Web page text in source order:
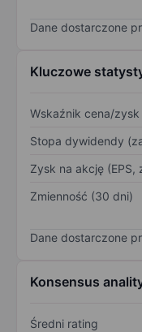
Dane dostarczone
Kluczowe
Wskaźnik cena/
Stopa dywidendy
Zysk na akcję (EPS,
Zmienność (30 dni)
Dane dostarczone
Konsensus
Średni rating